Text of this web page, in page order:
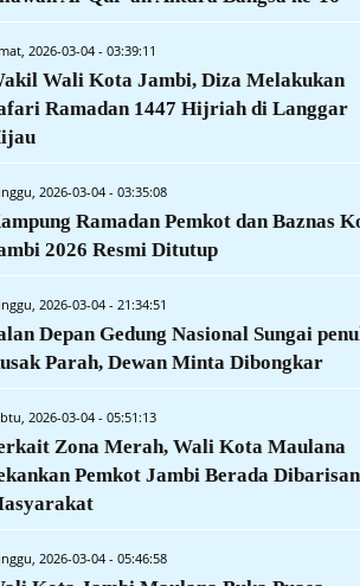
2026-03-04 - 03:39:11
Wali Kota Jambi, Diza Melakukan
Ramadan 1447 Hijriah di Langgar
2026-03-04 - 03:35:08
Ramadan Pemkot dan Baznas
2026 Resmi Ditutup
2026-03-04 - 21:34:51
Depan Gedung Nasional Sungai
Parah, Dewan Minta Dibongkar
2026-03-04 - 05:51:13
Zona Merah, Wali Kota Maulana
Pemkot Jambi Berada Dibarisan
2026-03-04 - 05:46:58